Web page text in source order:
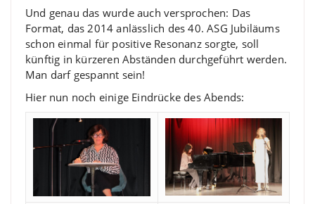
Und genau das wurde auch versprochen: Das
Format, das 2014 anlässlich des 40. ASG Jubiläums
schon einmal für positive Resonanz sorgte, soll
künftig in kürzeren Abständen durchgeführt werden.
Man darf gespannt sein!
Hier nun noch einige Eindrücke des Abends: